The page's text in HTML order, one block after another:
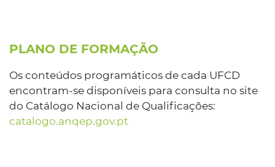
PLANO DE FORMAÇÃO
Os conteúdos programáticos de cada UFCD
encontram-se disponíveis para consulta no site
do Catálogo Nacional de Qualificações:
catalogo.anqep.gov.pt